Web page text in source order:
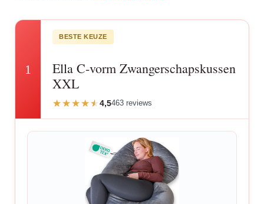
1
BESTE KEUZE
Ella C-vorm Zwangerschapskussen
XXL
4,5463 reviews